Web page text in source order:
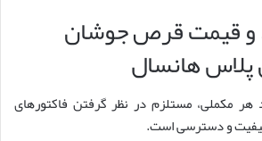
و قیمت قرص جوشان
پلاس هانسال
مکملی، مستلزم در نظر گرفتن فاکتورهای
و دسترسی است.